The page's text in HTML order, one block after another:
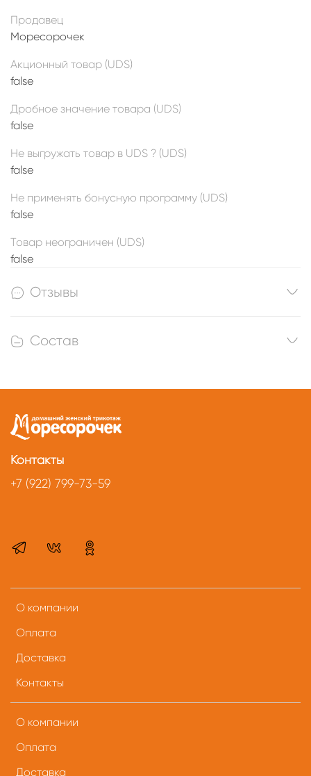
Продавец
Моресорочек
Акционный товар (UDS)
false
Дробное значение товара (UDS)
false
Не выгружать товар в UDS ? (UDS)
false
Не применять бонусную программу (UDS)
false
Товар неограничен (UDS)
false
Отзывы
Состав
О компании
Оплата
Доставка
Контакты
О компании
Оплата
Доставка
Контакты
+7 (922) 799-73-59